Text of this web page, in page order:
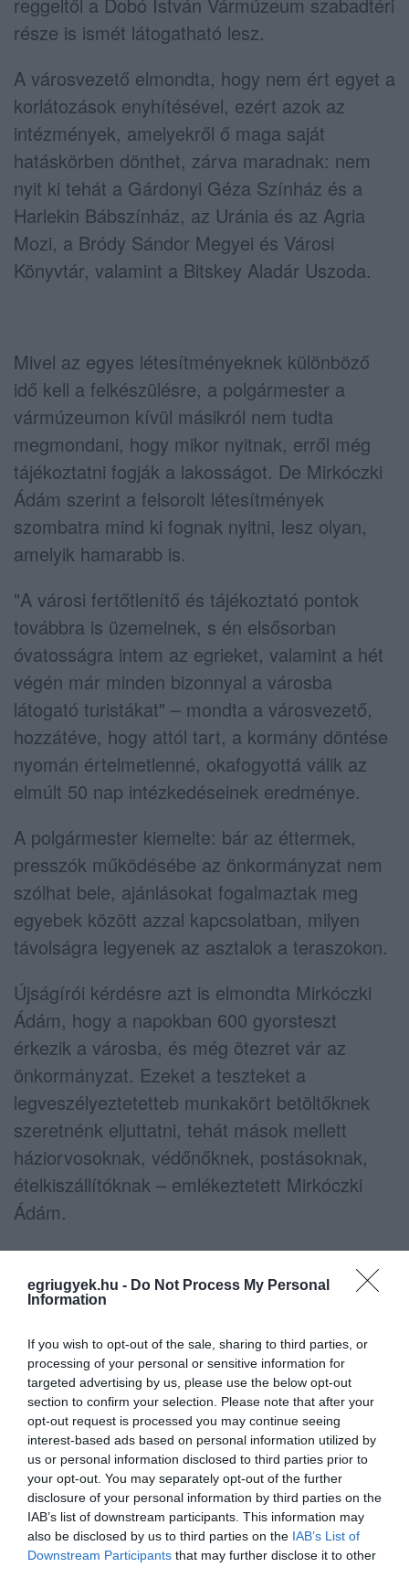
egriugyek.hu - Do Not Process My Personal
Information
If you wish to opt-out of the sale, sharing to third parties, or
processing of your personal or sensitive information for
targeted advertising by us, please use the below opt-out
section to confirm your selection. Please note that after your
opt-out request is processed you may continue seeing
interest-based ads based on personal information utilized by
us or personal information disclosed to third parties prior to
your opt-out. You may separately opt-out of the further
disclosure of your personal information by third parties on the
IAB’s list of downstream participants. This information may
also be disclosed by us to third parties on the IAB’s List of
Downstream Participants that may further disclose it to other
része is ismét látogatható lesz.
A városvezető elmondta, hogy nem ért egyet a
korlátozások enyhítésével, ezért azok az
intézmények, amelyekről ő maga saját
hatáskörben dönthet, zárva maradnak: nem
nyit ki tehát a Gárdonyi Géza Színház és a
Harlekin Bábszínház, az Uránia és az Agria
Mozi, a Bródy Sándor Megyei és Városi
Könyvtár, valamint a Bitskey Aladár Uszoda.
Mivel az egyes létesítményeknek különböző
idő kell a felkészülésre, a polgármester a
vármúzeumon kívül másikról nem tudta
megmondani, hogy mikor nyitnak, erről még
tájékoztatni fogják a lakosságot. De Mirkóczki
Ádám szerint a felsorolt létesítmények
szombatra mind ki fognak nyitni, lesz olyan,
amelyik hamarabb is.
"A városi fertőtlenítő és tájékoztató pontok
továbbra is üzemelnek, s én elsősorban
óvatosságra intem az egrieket, valamint a hét
végén már minden bizonnyal a városba
látogató turistákat" – mondta a városvezető,
hozzátéve, hogy attól tart, a kormány döntése
nyomán értelmetlenné, okafogyottá válik az
elmúlt 50 nap intézkedéseinek eredménye.
A polgármester kiemelte: bár az éttermek,
presszók működésébe az önkormányzat nem
szólhat bele, ajánlásokat fogalmaztak meg
egyebek között azzal kapcsolatban, milyen
távolságra legyenek az asztalok a teraszokon.
Újságírói kérdésre azt is elmondta Mirkóczki
Ádám, hogy a napokban 600 gyorsteszt
érkezik a városba, és még ötezret vár az
önkormányzat. Ezeket a teszteket a
legveszélyeztetetteb munkakört betöltőknek
szeretnénk eljuttatni, tehát mások mellett
háziorvosoknak, védőnőknek, postásoknak,
ételkiszállítóknak – emlékeztetett Mirkóczki
Ádám.